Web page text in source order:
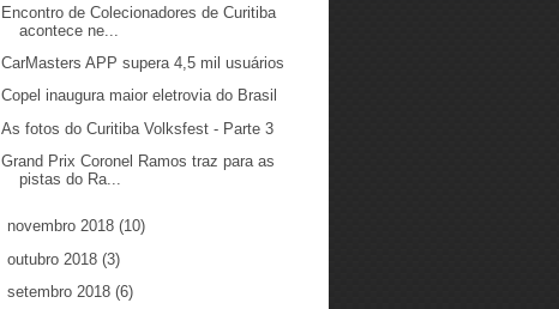
Encontro de Colecionadores de Curitiba
acontece ne...
CarMasters APP supera 4,5 mil usuários
Copel inaugura maior eletrovia do Brasil
As fotos do Curitiba Volksfest - Parte 3
Grand Prix Coronel Ramos traz para as
pistas do Ra...
novembro 2018 (10)
outubro 2018 (3)
setembro 2018 (6)